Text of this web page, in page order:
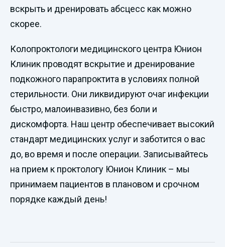
вскрыть и дренировать абсцесс как можно
скорее.
Колопроктологи медицинского центра Юнион
Клиник проводят вскрытие и дренирование
подкожного парапроктита в условиях полной
стерильности. Они ликвидируют очаг инфекции
быстро, малоинвазивно, без боли и
дискомфорта. Наш центр обеспечивает высокий
стандарт медицинских услуг и заботится о вас
до, во время и после операции. Записывайтесь
на прием к проктологу Юнион Клиник – мы
принимаем пациентов в плановом и срочном
порядке каждый день!